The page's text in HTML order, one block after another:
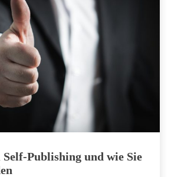
Publishing und wie Sie